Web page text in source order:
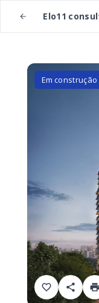
Elo11
Em construção